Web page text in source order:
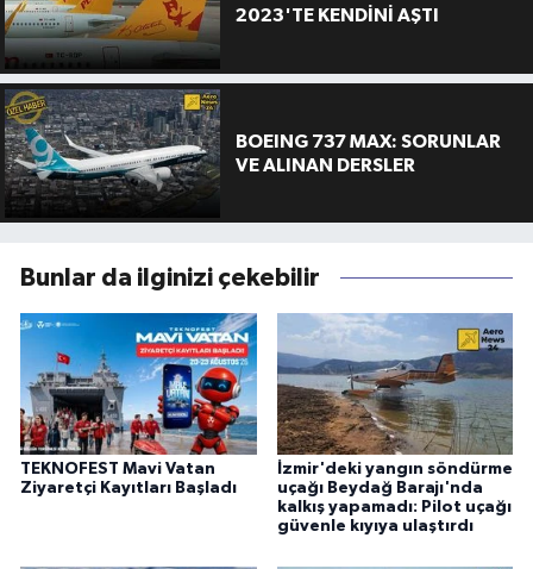
2023'TE KENDİNİ AŞTI
BOEING 737 MAX: SORUNLAR
VE ALINAN DERSLER
Bunlar da ilginizi çekebilir
TEKNOFEST Mavi Vatan
Ziyaretçi Kayıtları Başladı
İzmir'deki yangın söndürme
uçağı Beydağ Barajı'nda
kalkış yapamadı: Pilot uçağı
güvenle kıyıya ulaştırdı